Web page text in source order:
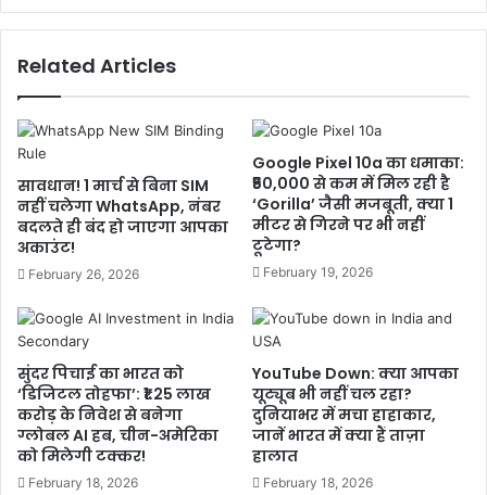
Related Articles
सावधान! 1 मार्च से बिना SIM
नहीं चलेगा WhatsApp, नंबर
बदलते ही बंद हो जाएगा आपका
अकाउंट!
February 26, 2026
Google Pixel 10a का धमाका:
₹50,000 से कम में मिल रही है
‘Gorilla’ जैसी मजबूती, क्या 1
मीटर से गिरने पर भी नहीं
टूटेगा?
February 19, 2026
सुंदर पिचाई का भारत को
‘डिजिटल तोहफा’: ₹1.25 लाख
करोड़ के निवेश से बनेगा
ग्लोबल AI हब, चीन-अमेरिका
को मिलेगी टक्कर!
February 18, 2026
YouTube Down: क्या आपका
यूट्यूब भी नहीं चल रहा?
दुनियाभर में मचा हाहाकार,
जानें भारत में क्या हैं ताज़ा
हालात
February 18, 2026